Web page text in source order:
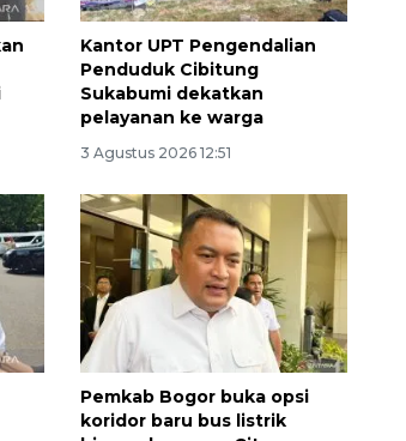
Kantor UPT Pengendalian
Penduduk Cibitung
Sukabumi dekatkan
pelayanan ke warga
3 Agustus 2026 12:51
Pemkab Bogor buka opsi
koridor baru bus listrik